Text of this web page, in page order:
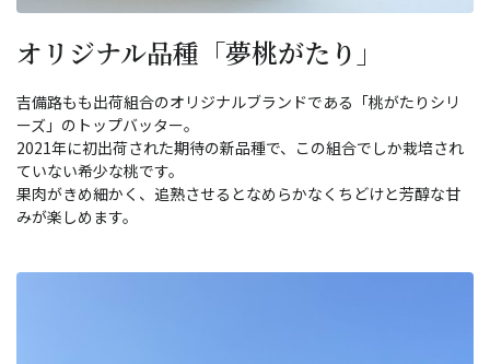
オリジナル品種「夢桃がたり」
吉備路もも出荷組合のオリジナルブランドである「桃がたりシリ
ーズ」のトップバッター。
2021年に初出荷された期待の新品種で、この組合でしか栽培され
ていない希少な桃です。
果肉がきめ細かく、追熟させるとなめらかなくちどけと芳醇な甘
みが楽しめます。